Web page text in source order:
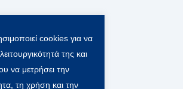
L
i
n
k
Y
o
u
t
cookies για να
της και
να μετρήσει την
τη χρήση και την